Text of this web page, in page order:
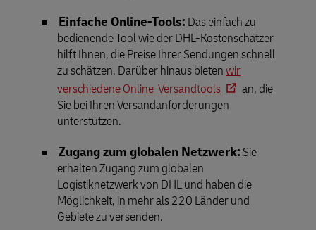
Einfache Online-Tools: Das einfach zu
bedienende Tool wie der DHL-Kostenschätzer
hilft Ihnen, die Preise Ihrer Sendungen schnell
zu schätzen. Darüber hinaus bietenwir
verschiedene Online-Versandtools
an, die
Sie bei Ihren Versandanforderungen
unterstützen.
Zugang zum globalen Netzwerk: Sie
erhalten Zugang zum globalen
Logistiknetzwerk von DHL und haben die
Möglichkeit, in mehr als 220 Länder und
Gebiete zu versenden.